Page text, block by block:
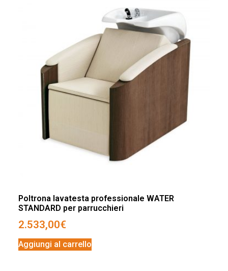
Poltrona lavatesta professionale WATER
STANDARD per parrucchieri
2.533,00€
Aggiungi al carrello